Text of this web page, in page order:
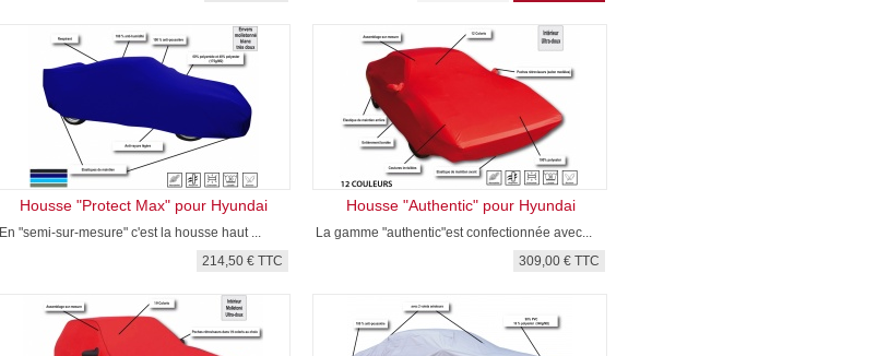
Housse "Protect Max" pour Hyundai
En "semi-sur-mesure" c'est la housse haut ...
214,50 € TTC
Housse "Authentic" pour Hyundai
La gamme "authentic"est confectionnée avec...
309,00 € TTC